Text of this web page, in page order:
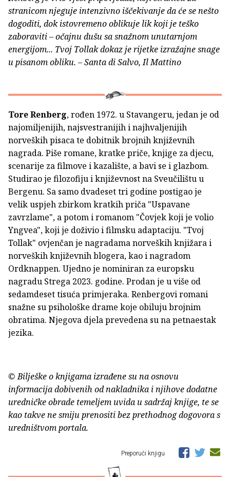
stranicom njeguje intenzivno iščekivanje da će se nešto
dogoditi, dok istovremeno oblikuje lik koji je teško
zaboraviti – očajnu dušu sa snažnom unutarnjom
energijom... Tvoj Tollak dokaz je rijetke izražajne snage
u pisanom obliku. – Santa di Salvo, Il Mattino
Tore Renberg, rođen 1972. u Stavangeru, jedan je od
najomiljenijih, najsvestranijih i najhvaljenijih
norveških pisaca te dobitnik brojnih književnih
nagrada. Piše romane, kratke priče, knjige za djecu,
scenarije za filmove i kazalište, a bavi se i glazbom.
Studirao je filozofiju i književnost na Sveučilištu u
Bergenu. Sa samo dvadeset tri godine postigao je
velik uspjeh zbirkom kratkih priča "Uspavane
zavrzlame", a potom i romanom "Čovjek koji je volio
Yngvea", koji je doživio i filmsku adaptaciju. "Tvoj
Tollak" ovjenčan je nagradama norveških knjižara i
norveških književnih blogera, kao i nagradom
Ordknappen. Ujedno je nominiran za europsku
nagradu Strega 2023. godine. Prodan je u više od
sedamdeset tisuća primjeraka. Renbergovi romani
snažne su psihološke drame koje obiluju brojnim
obratima. Njegova djela prevedena su na petnaestak
jezika.
© Bilješke o knjigama izrađene su na osnovu
informacija dobivenih od nakladnika i njihove dodatne
uredničke obrade temeljem uvida u sadržaj knjige, te se
kao takve ne smiju prenositi bez prethodnog dogovora s
uredništvom portala.
Preporuči knjigu